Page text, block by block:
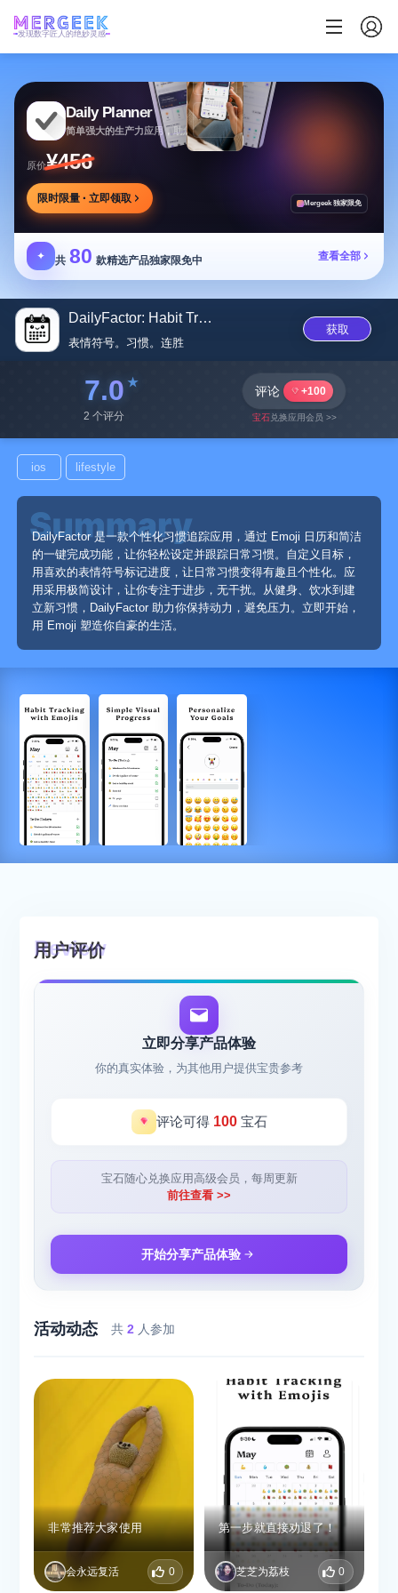
发现数字匠人的绝妙灵感
Daily Planner
简单强大的生产力应用，助您安排任务专注目标
原价¥456
限时限量 · 立即领取 Mergeek 独家限免
✦ 共 80 款精选产品独家限免中 查看全部
DailyFactor: Habit Tracker
表情符号。习惯。连胜
获取
7.0
2 个评分
评论 +100
宝石兑换应用会员 >>
ios lifestyle
DailyFactor 是一款个性化习惯追踪应用，通过 Emoji 日历和简洁
的一键完成功能，让你轻松设定并跟踪日常习惯。自定义目标，
用喜欢的表情符号标记进度，让日常习惯变得有趣且个性化。应
用采用极简设计，让你专注于进步，无干扰。从健身、饮水到建
立新习惯，DailyFactor 助力你保持动力，避免压力。立即开始，
用 Emoji 塑造你自豪的生活。
用户评价
立即分享产品体验
你的真实体验，为其他用户提供宝贵参考
评论可得 100宝石
宝石随心兑换应用高级会员，每周更新
前往查看 >>
开始分享产品体验
活动动态 共2 人参加
非常推荐大家使用
会永远复活 0
第一步就直接劝退了！
芝芝为荔枝 0